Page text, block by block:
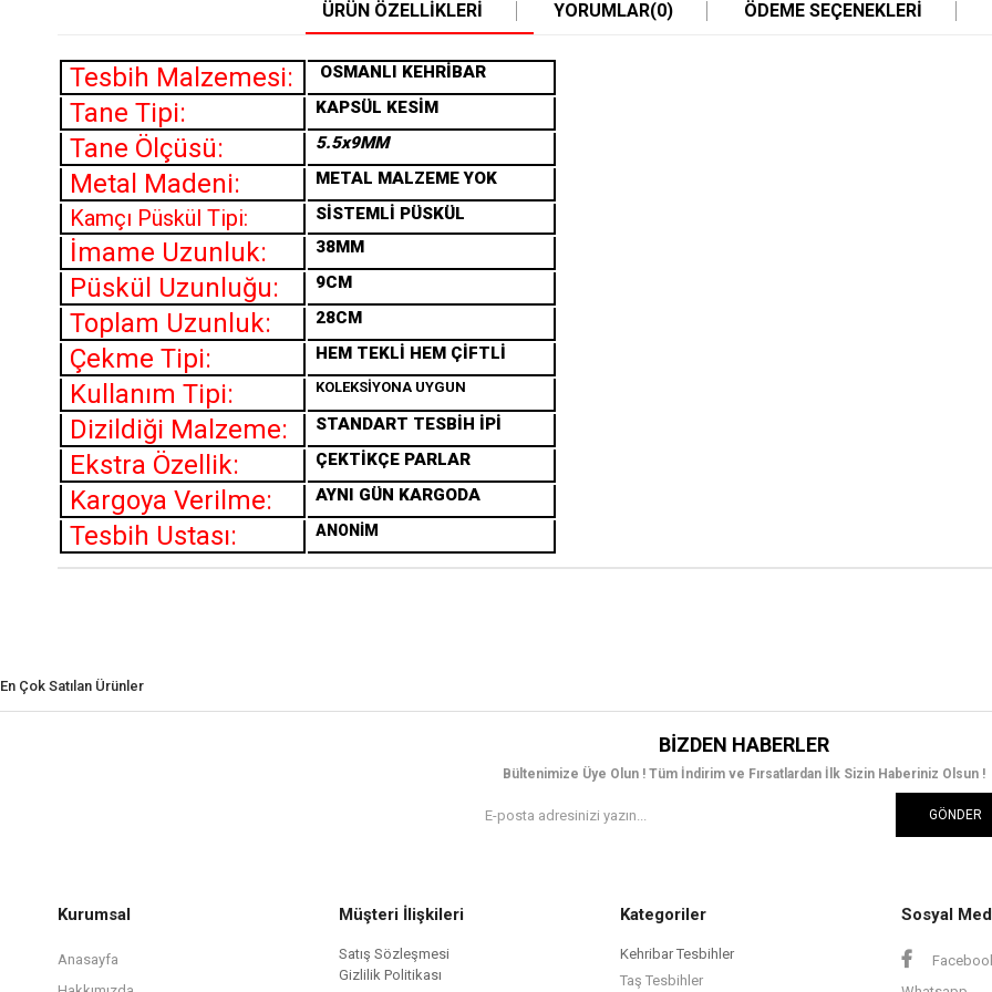
ÜRÜN ÖZELLIKLERI YORUMLAR(0) ÖDEME SEÇENEKLERI
Tesbih Malzemesi: OSMANLI KEHRİBAR
Tane Tipi: KAPSÜL KESİM
Tane Ölçüsü: 5.5x9MM
Metal Madeni: METAL MALZEME YOK
Kamçı Püskül Tipi: SİSTEMLİ PÜSKÜL
İmame Uzunluk: 38MM
Püskül Uzunluğu: 9CM
Toplam Uzunluk: 28CM
Çekme Tipi: HEM TEKLİ HEM ÇİFTLİ
Kullanım Tipi: KOLEKSİYONA UYGUN
Dizildiği Malzeme: STANDART TESBİH İPİ
Ekstra Özellik: ÇEKTİKÇE PARLAR
Kargoya Verilme: AYNI GÜN KARGODA
Tesbih Ustası: ANONİM
En Çok Satılan Ürünler
BIZDEN HABERLER
Bültenimize Üye Olun ! Tüm İndirim ve Fırsatlardan İlk Sizin Haberiniz Olsun !
GÖNDER
Kurumsal
Anasayfa
Müşteri İlişkileri
Satış Sözleşmesi
Gizlilik Politikası
Kategoriler
Kehribar Tesbihler
Taş Tesbihler
Sosyal